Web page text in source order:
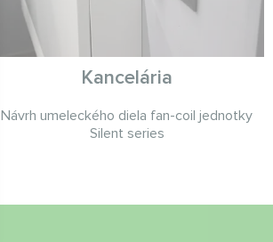
Kancelária
Návrh umeleckého diela fan-coil jednotky
Silent series